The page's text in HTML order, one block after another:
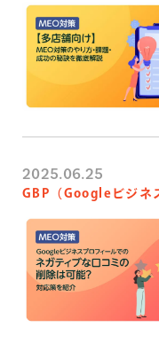
2025.06.25
GBP（Googleビジネ